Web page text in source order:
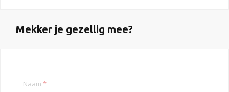
Mekker je gezellig mee?
Naam *